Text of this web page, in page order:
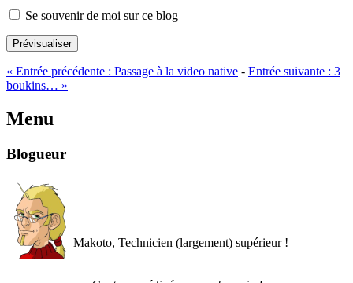
Se souvenir de moi sur ce blog
Prévisualiser
« Entrée précédente : Passage à la video native - Entrée suivante : 3
boukins… »
Menu
Blogueur
Makoto, Technicien (largement) supérieur !